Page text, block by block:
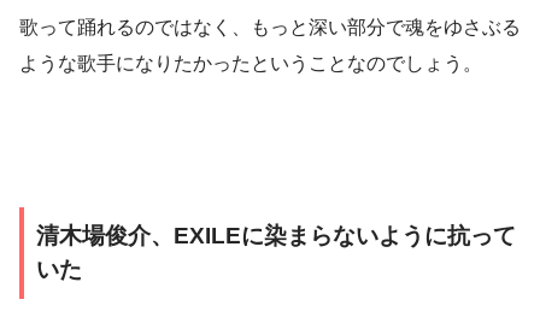
歌って踊れるのではなく、もっと深い部分で魂をゆさぶる
ような歌手になりたかったということなのでしょう。
清木場俊介、EXILEに染まらないように抗って
いた